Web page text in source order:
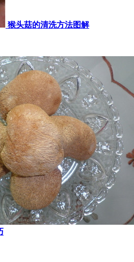
猴头菇的清洗方法图解